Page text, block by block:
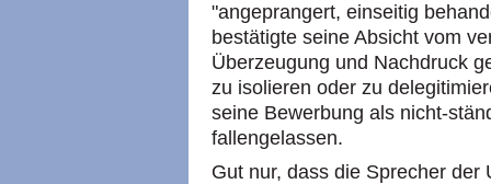
"angeprangert, einseitig
bestätigte seine Absicht vom
Überzeugung und Nachdruck
zu isolieren oder zu
seine Bewerbung als nicht-
fallengelassen.
Gut nur, dass die Sprecher der